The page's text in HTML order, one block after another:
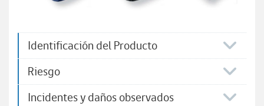
Identificación del Producto
Riesgo
Incidentes y daños observados